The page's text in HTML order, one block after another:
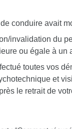
conduire avait
invalidation du
ou égale à un
toutes vos
et
le retrait de